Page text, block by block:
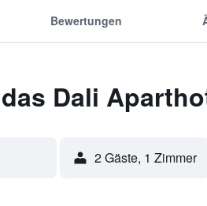
Bewertungen
Dali
2 Gäste, 1 Zimmer